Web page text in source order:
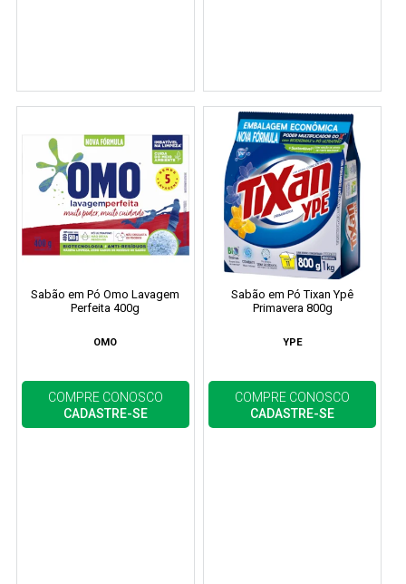
Sabão em Pó Omo Lavagem
Perfeita 400g
OMO
COMPRE CONOSCO
CADASTRE-SE
Sabão em Pó Tixan Ypê
Primavera 800g
YPE
COMPRE CONOSCO
CADASTRE-SE